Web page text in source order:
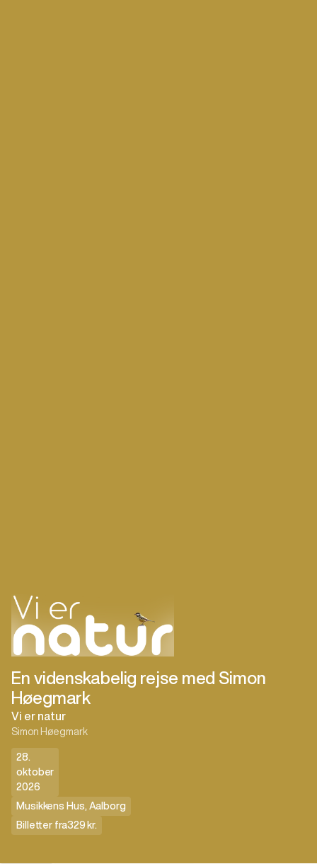
Vi er natur
Simon Høegmark
En videnskabelig rejse med Simon
Høegmark
28.
oktober
2026
Musikkens Hus, Aalborg
Billetter fra329 kr.